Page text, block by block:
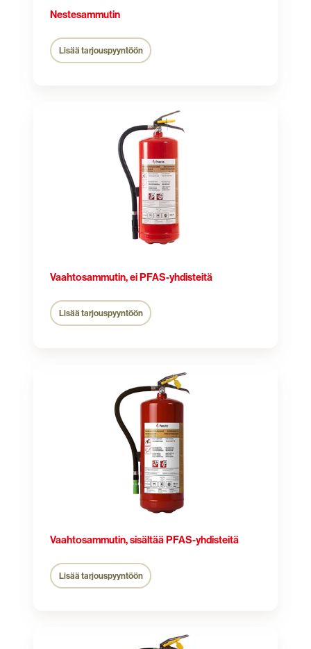
Nestesammutin
Lisää tarjouspyyntöön
Vaahtosammutin, ei PFAS-yhdisteitä
Lisää tarjouspyyntöön
Vaahtosammutin, sisältää PFAS-yhdisteitä
Lisää tarjouspyyntöön